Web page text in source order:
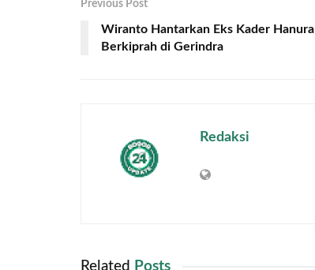
Previous Post
Wiranto Hantarkan Eks Kader Hanura
Berkiprah di Gerindra
Redaksi
Related Posts